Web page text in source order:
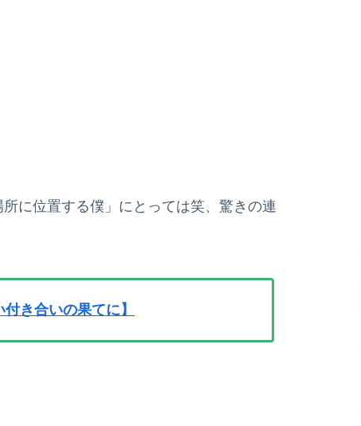
に位置する僕」にとっては笑、驚きの連
き合いの果てに】